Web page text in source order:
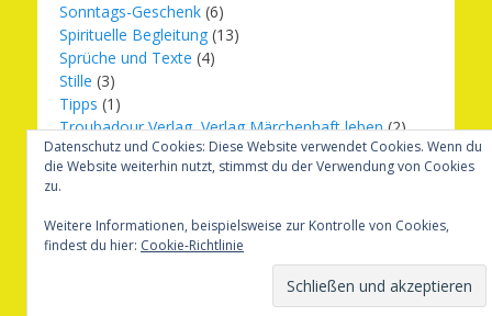
Sonntags-Geschenk (6)
Spirituelle Begleitung (13)
Sprüche und Texte (4)
Stille (3)
Tipps (1)
Troubadour Verlag, Verlag Märchenhaft leben(2)
Übungen (1)
Urbilder(20)
Verlag Märchenhaft leben
Weihnachten(16)
Datenschutz und Cookies: Diese Website verwendet Cookies. Wenn du
die Website weiterhin nutzt, stimmst du der Verwendung von Cookies
zu.
Weitere Informationen, beispielsweise zur Kontrolle von Cookies,
findest du hier: Cookie-Richtlinie
Märchenhaft und erfüllt leben. Alle